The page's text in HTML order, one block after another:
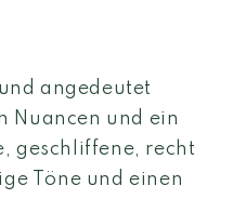
angedeutet
Nuancen und ein
geschliffene, recht
Töne und einen